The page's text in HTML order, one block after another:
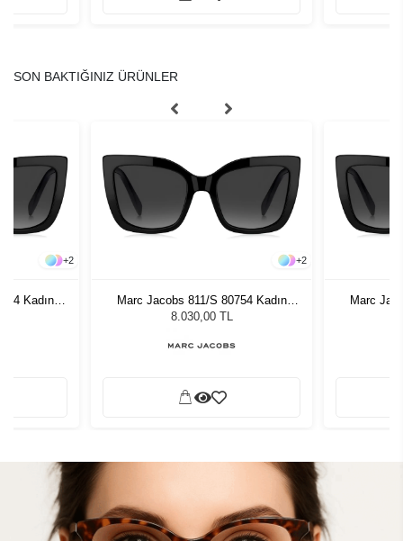
SON BAKTIĞINIZ ÜRÜNLER
+2
Kadın
+2
Marc Jacobs 811/S 80754 Kadın
Güneş Gözlüğü
8.030,00 TL
Marc